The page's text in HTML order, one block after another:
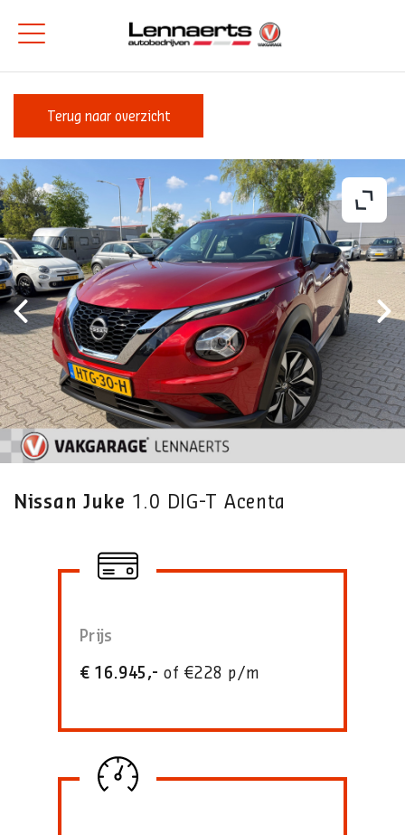
Terug naar overzicht
Nissan Juke 1.0 DIG-T Acenta
Prijs
€ 16.945,-of €228 p/m